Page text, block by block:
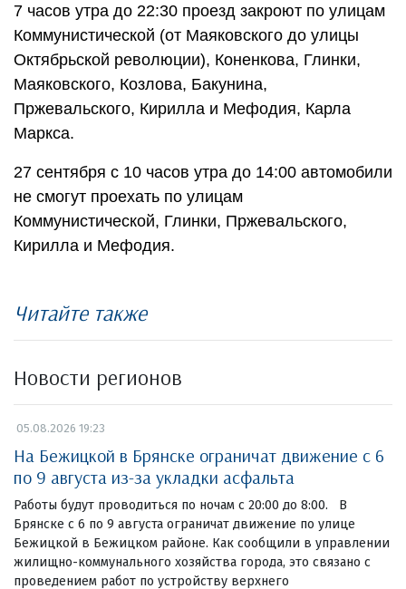
7 часов утра до 22:30 проезд закроют по улицам
Коммунистической (от Маяковского до улицы
Октябрьской революции), Коненкова, Глинки,
Маяковского, Козлова, Бакунина,
Пржевальского, Кирилла и Мефодия, Карла
Маркса.
27 сентября с 10 часов утра до 14:00 автомобили
не смогут проехать по улицам
Коммунистической, Глинки, Пржевальского,
Кирилла и Мефодия.
Читайте также
Новости регионов
05.08.2026 19:23
На Бежицкой в Брянске ограничат движение с 6
по 9 августа из-за укладки асфальта
Работы будут проводиться по ночам с 20:00 до 8:00. В
Брянске с 6 по 9 августа ограничат движение по улице
Бежицкой в Бежицком районе. Как сообщили в управлении
жилищно-коммунального хозяйства города, это связано с
проведением работ по устройству верхнего